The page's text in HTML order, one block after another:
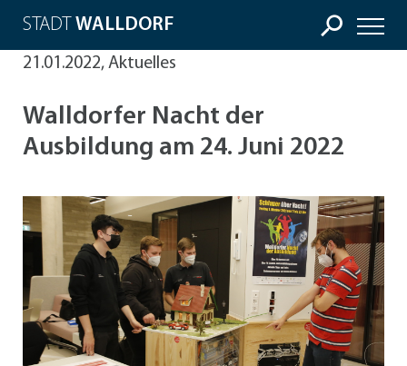
STADT WALLDORF
21.01.2022, Aktuelles
Walldorfer Nacht der
Ausbildung am 24. Juni 2022